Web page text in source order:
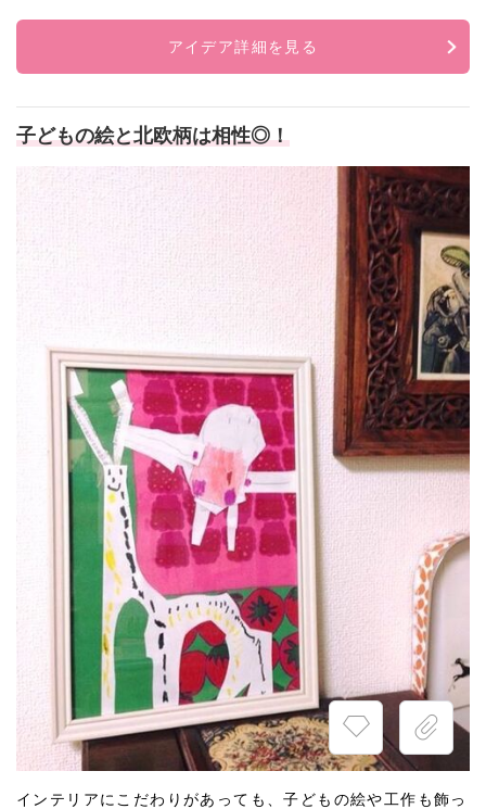
アイデア詳細を見る
子どもの絵と北欧柄は相性◎！
インテリアにこだわりがあっても、子どもの絵や工作も飾っ